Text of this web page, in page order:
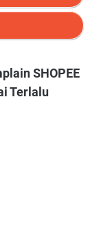
SHOPEE
Terlalu